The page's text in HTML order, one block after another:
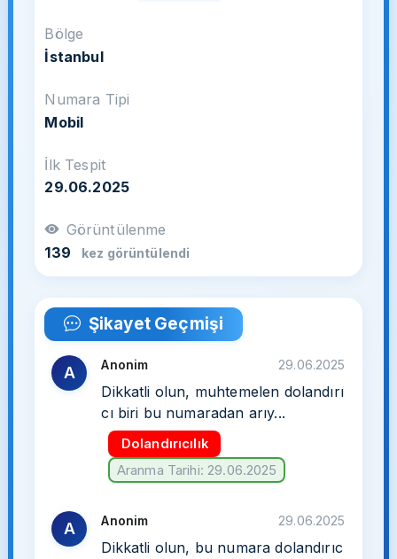
Bölge
İstanbul
Numara Tipi
Mobil
İlk Tespit
29.06.2025
Görüntülenme
139
kez görüntülendi
Şikayet Geçmişi
A Anonim 29.06.2025
Dikkatli olun, muhtemelen dolandırı
cı biri bu numaradan arıy...
Dolandırıcılık
Aranma Tarihi: 29.06.2025
A Anonim 29.06.2025
Dikkatli olun, bu numara dolandırıc